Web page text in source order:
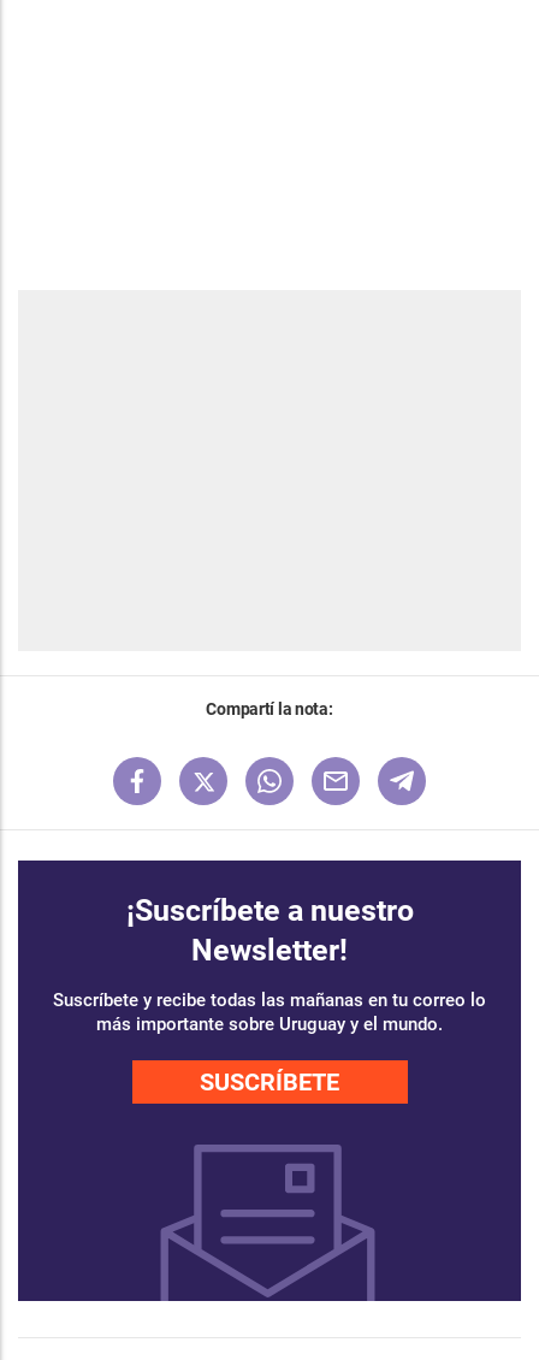
Compartí la nota:
¡Suscríbete a nuestro
Newsletter!
Suscríbete y recibe todas las mañanas en tu correo lo
más importante sobre Uruguay y el mundo.
SUSCRÍBETE